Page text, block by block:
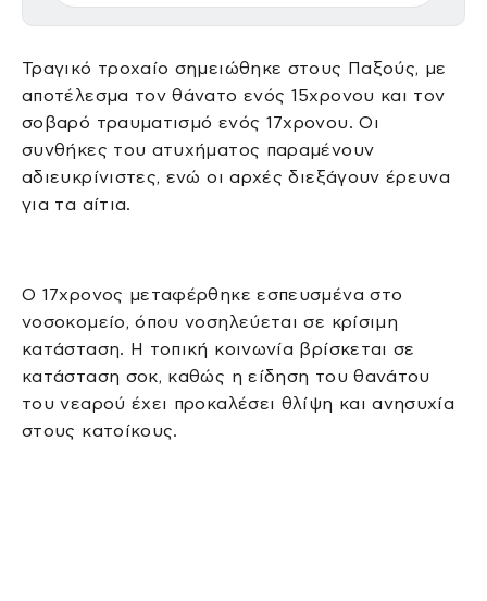
Τραγικό τροχαίο σημειώθηκε στους Παξούς, με
αποτέλεσμα τον θάνατο ενός 15χρονου και τον
σοβαρό τραυματισμό ενός 17χρονου. Οι
συνθήκες του ατυχήματος παραμένουν
αδιευκρίνιστες, ενώ οι αρχές διεξάγουν έρευνα
για τα αίτια.
Ο 17χρονος μεταφέρθηκε εσπευσμένα στο
νοσοκομείο, όπου νοσηλεύεται σε κρίσιμη
κατάσταση. Η τοπική κοινωνία βρίσκεται σε
κατάσταση σοκ, καθώς η είδηση του θανάτου
του νεαρού έχει προκαλέσει θλίψη και ανησυχία
στους κατοίκους.